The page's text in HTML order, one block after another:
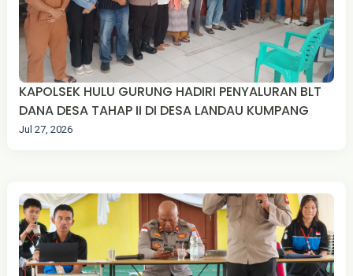
KAPOLSEK HULU GURUNG HADIRI PENYALURAN BLT
DANA DESA TAHAP II DI DESA LANDAU KUMPANG
Jul 27, 2026